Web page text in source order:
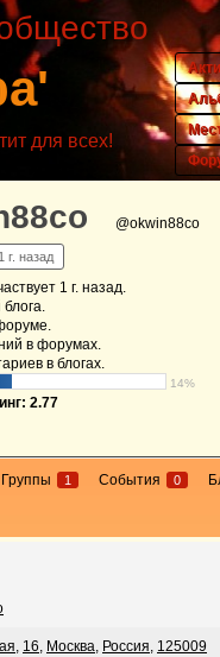
для всех!
@okwin88co
г. назад
1 г. назад.
в форумах.
в блогах.
14%
2.77
Группы 1 События 0
, 16, Москва, Россия, 125009